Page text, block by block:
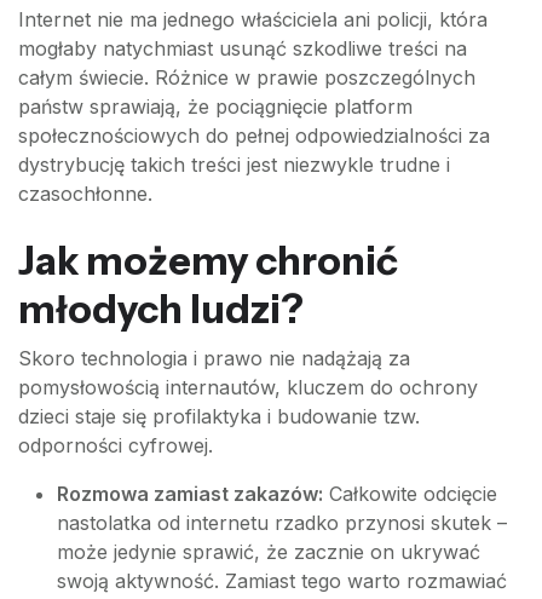
Internet nie ma jednego właściciela ani policji, która
mogłaby natychmiast usunąć szkodliwe treści na
całym świecie. Różnice w prawie poszczególnych
państw sprawiają, że pociągnięcie platform
społecznościowych do pełnej odpowiedzialności za
dystrybucję takich treści jest niezwykle trudne i
czasochłonne.
Jak możemy chronić
młodych ludzi?
Skoro technologia i prawo nie nadążają za
pomysłowością internautów, kluczem do ochrony
dzieci staje się profilaktyka i budowanie tzw.
odporności cyfrowej.
Rozmowa zamiast zakazów: Całkowite odcięcie
nastolatka od internetu rzadko przynosi skutek –
może jedynie sprawić, że zacznie on ukrywać
swoją aktywność. Zamiast tego warto rozmawiać